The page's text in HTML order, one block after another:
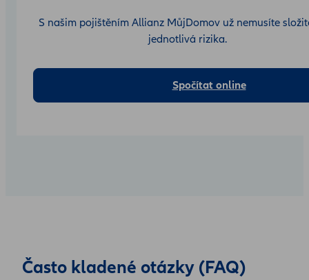
S našim pojištěním Allianz MůjDomov už nemusíte
jednotlivá rizika.
Spočítat online
Často kladené otázky (FAQ)